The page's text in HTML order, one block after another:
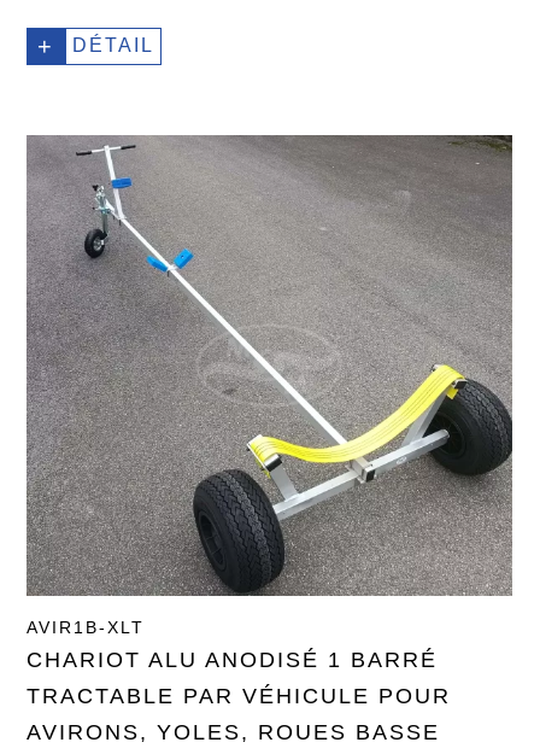
+ DÉTAIL
AVIR1B-XLT
CHARIOT ALU ANODISÉ 1 BARRÉ
TRACTABLE PAR VÉHICULE POUR
AVIRONS, YOLES, ROUES BASSE